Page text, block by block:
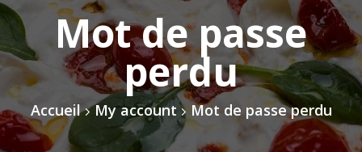
Mot de passe
perdu
Accueil My account Mot de passe perdu